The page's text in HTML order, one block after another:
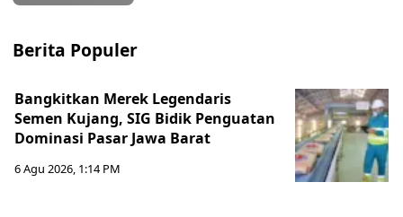
Berita Populer
Bangkitkan Merek Legendaris
Semen Kujang, SIG Bidik Penguatan
Dominasi Pasar Jawa Barat
6 Agu 2026, 1:14 PM